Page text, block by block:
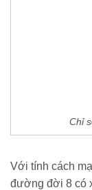
Chỉ
Với tính cách
đường đời 8 có